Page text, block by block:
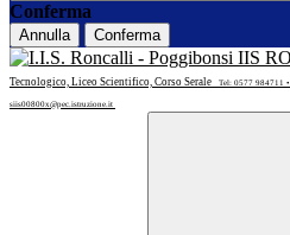
Conferma
Annulla Conferma
IIS
Tecnologico, Liceo Scientifico, Corso Serale
Tel: 0577 984711
siis00800x@pec.istruzione.it